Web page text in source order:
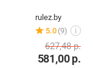
rulez.by
5.0 (9) i
581,00р.
627,48р.